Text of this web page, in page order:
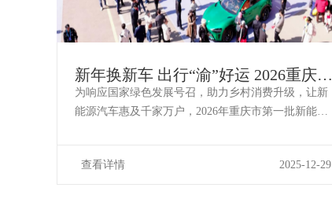
新年换新车 出行“渝”好运 2026重庆新
能源汽车下乡活动火热来袭！
为响应国家绿色发展号召，助力乡村消费升级，让新
能源汽车惠及千家万户，2026年重庆市第一批新能源
县，带来集购车优惠、互动体验、趣味嘉年华于一体
查看详情 2025-12-29